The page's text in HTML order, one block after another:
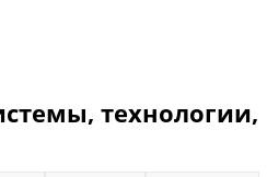
технологии,